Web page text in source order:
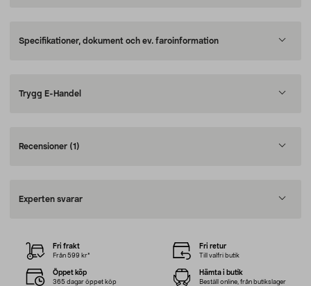
Specifikationer, dokument och ev. faroinformation
Trygg E-Handel
Recensioner (1)
Experten svarar
Fri frakt
Från 599 kr*
Fri retur
Till valfri butik
Öppet köp
365 dagar öppet köp
Hämta i butik
Beställ online, från butikslager